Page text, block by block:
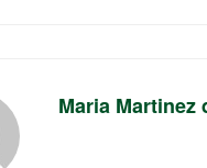
Maria Martinez